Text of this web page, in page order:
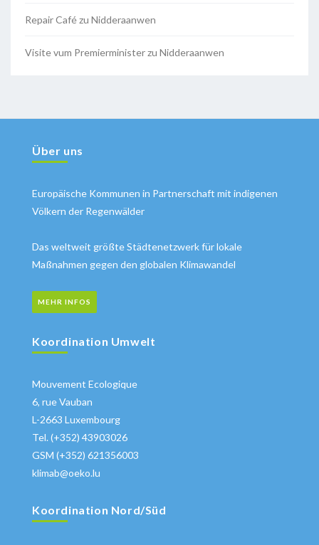
Repair Café zu Nidderaanwen
Visite vum Premierminister zu Nidderaanwen
Über uns
Europäische Kommunen in Partnerschaft mit indigenen
Völkern der Regenwälder
Das weltweit größte Städtenetzwerk für lokale
Maßnahmen gegen den globalen Klimawandel
MEHR INFOS
Koordination Umwelt
Mouvement Ecologique
6, rue Vauban
L-2663 Luxembourg
Tel. (+352) 43903026
GSM (+352) 621356003
klimab@oeko.lu
Koordination Nord/Süd